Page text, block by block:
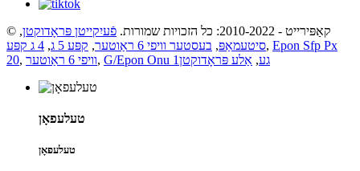
© קאַפּירייט - 2010-2022: כל הזכויות שמורות. פֿעיִקייטן פּראָדוקטן,
סיטעמאַפּ, בעסטער וויפי 6 ראַוטער , קפּע 5 ג , 4 ג קפּע , Epon Sfp Px
20, וויפי 6 ראַוטער, G/Epon Onu 1גע, אַלע פּראָדוקטן
טעלעפאָן
טעלעפאָן